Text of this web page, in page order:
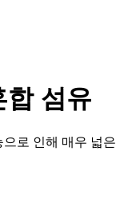
섬유
로 인해 매우 넓은